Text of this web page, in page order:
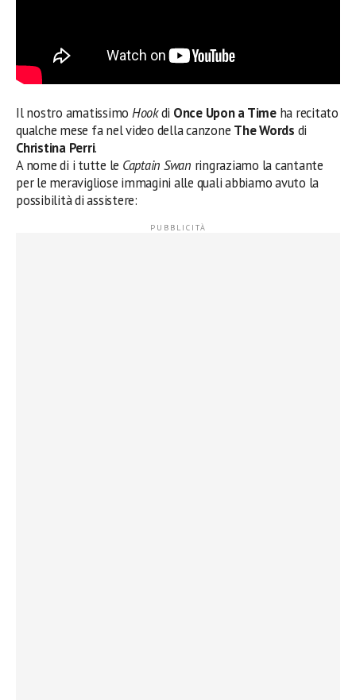
Il nostro amatissimo Hookdi Once Upon a Timeha recitato
qualche mese fa nel video della canzone The Words di
Christina Perri.
A nome di i tutte le Captain Swan ringraziamo la cantante
per le meravigliose immagini alle quali abbiamo avuto la
possibilità di assistere: